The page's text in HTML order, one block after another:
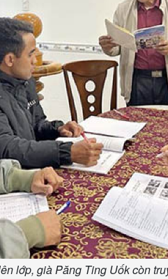
lớp, già Păng Ting Uốk còn